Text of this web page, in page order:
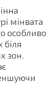
мінвата
особливо
зон.